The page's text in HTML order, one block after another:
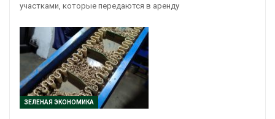
участками, которые передаются в аренду
ЗЕЛЕНАЯ ЭКОНОМИКА